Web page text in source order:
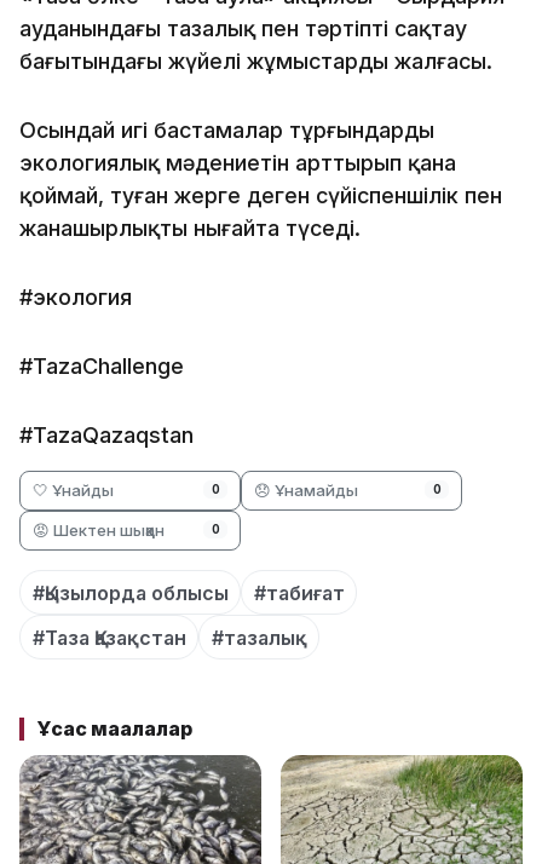
ауданындағы тазалық пен тәртіпті сақтау
бағытындағы жүйелі жұмыстардың жалғасы.
Осындай игі бастамалар тұрғындардың
экологиялық мәдениетін арттырып қана
қоймай, туған жерге деген сүйіспеншілік пен
жанашырлықты нығайта түседі.
#экология
#TazaChallenge
#TazaQazaqstan
🤍 Ұнайды 0 😞 Ұнамайды 0
😡 Шектен шыққан 0
#Қызылорда облысы
#табиғат
#Таза Қазақстан
#тазалық
Ұқсас мақалалар